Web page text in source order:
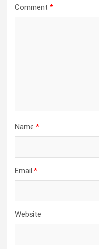
Comment *
Name *
Email *
Website